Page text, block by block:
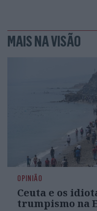
MAIS NA VISÃO
OPINIÃO
Ceuta e os
trumpismo na